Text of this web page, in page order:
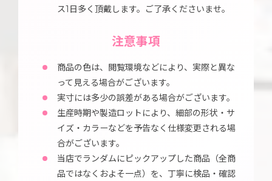
ス1日多く頂戴します。ご了承くださいませ。
注意事項
商品の色は、閲覧環境などにより、実際と異な
って見える場合がございます。
実寸には多少の誤差がある場合がございます。
生産時期や製造ロットにより、細部の形状・サ
イズ・カラーなどを予告なく仕様変更される場
合がございます。
当店でランダムにピックアップした商品（全商
品ではなくおよそ一点）を、丁寧に検品・確認